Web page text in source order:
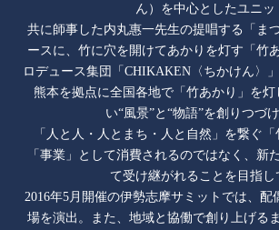
ん）を中心としたユニッ
共に師事した内丸惠一先生の提唱する「ま
ースに、竹に穴を開けてあかりを灯す「竹
ロデュース集団「CHIKAKEN〈ちかけん〉
熊本を拠点に全国各地で「竹あかり」を
い“風景”と“物語”を創りつづ
「人と人・人とまち・人と自然」を繋ぐ
「事業」として消費されるのではなく、新
て受け継がれることを目指し
2016年5月開催の伊勢志摩サミットでは、配
場を演出。また、地域と協働で創り上げる